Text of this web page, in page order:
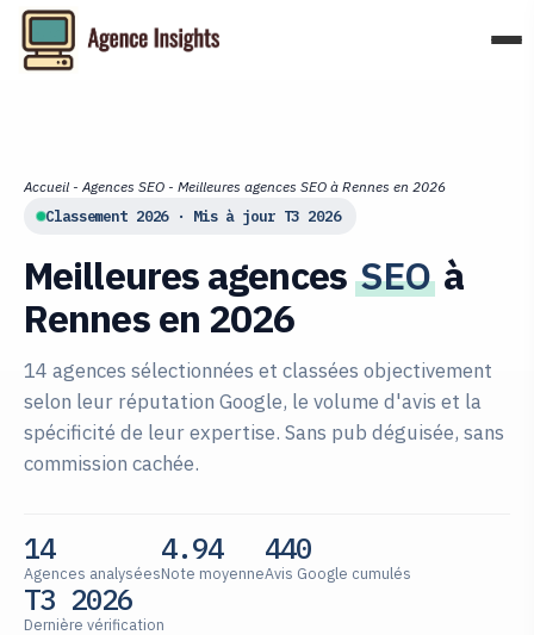
Aller
au
contenu
Accueil - Agences SEO - Meilleures agences SEO à Rennes en 2026
Classement 2026 · Mis à jour T3 2026
Meilleures agences SEOà
Rennes en 2026
14 agences sélectionnées et classées objectivement
selon leur réputation Google, le volume d'avis et la
spécificité de leur expertise. Sans pub déguisée, sans
commission cachée.
14
Agences analysées
4.94
Note moyenne
440
Avis Google cumulés
T3 2026
Dernière vérification